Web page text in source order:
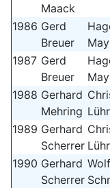
Maack
1986 Gerd
Breuer
1987 Gerd
Breuer
1988 Gerhard
Mehring
1989 Gerhard
Scherrer
1990 Gerhard
Scherrer